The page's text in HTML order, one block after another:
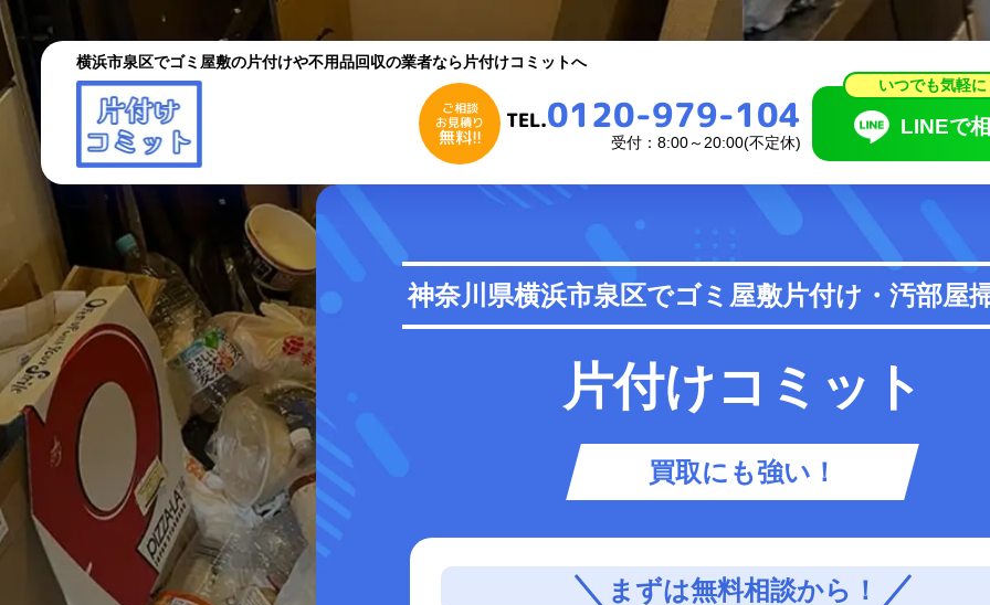
横浜市泉区でゴミ屋敷の片付けや不用品回収の業者なら片付けコミットへ
ご相談
お見積り
無料!!
TEL.0120-979-104
受付：8:00～20:00(不定休)
いつでも気軽に
LINEで
ご相談
お見積り
無料!!
TEL. 0120-979-104
受付：8:00～20:00(不定休)
いつでも気軽に
LINEで相
初めての方へ ご依頼の流れ 料金表
採用情報
お役立ちコラム
サービス案内
ゴミ屋敷片付け 東京都
神奈川県横浜市泉区でゴミ屋敷片付け・汚部屋
片付けコミット
買取にも強い！
まずは無料相談から！